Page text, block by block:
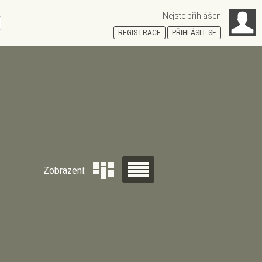
Zobrazení:
Nejste přihlášen
REGISTRACE PŘIHLÁSIT SE